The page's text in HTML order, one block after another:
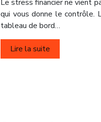
Le stress financier ne vient
qui vous donne le contrôle.
tableau de bord…
Lire la suite